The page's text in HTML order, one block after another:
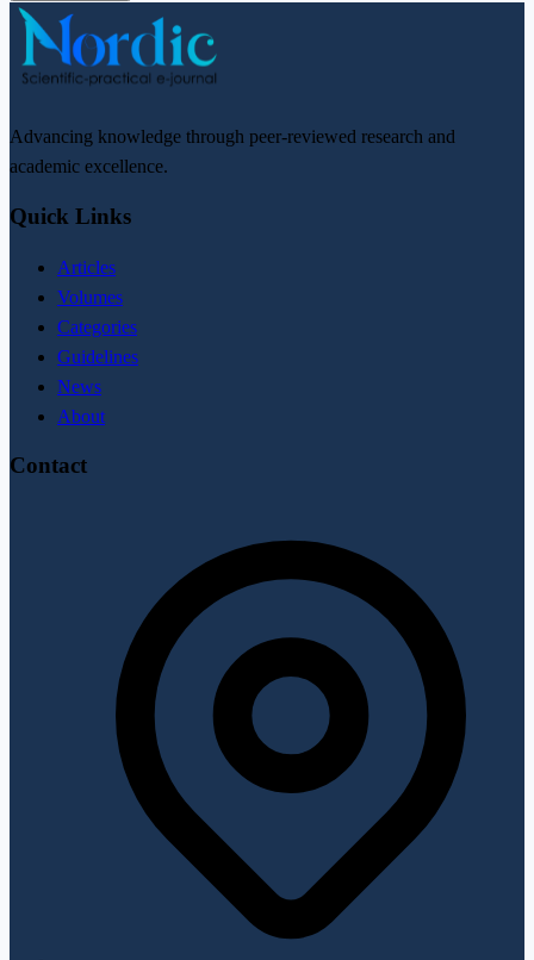
Advancing knowledge through peer-reviewed research and
academic excellence.
Quick Links
Articles
Volumes
Categories
Guidelines
News
About
Contact